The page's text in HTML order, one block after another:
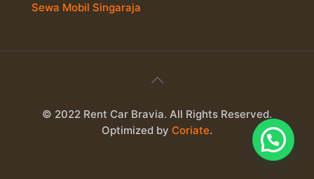
Sewa Mobil Singaraja
© 2022 Rent Car Bravia. All Rights Reserved.
Optimized by Coriate.